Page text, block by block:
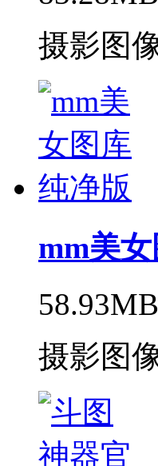
摄影图
mm美
58.93MB
摄影图